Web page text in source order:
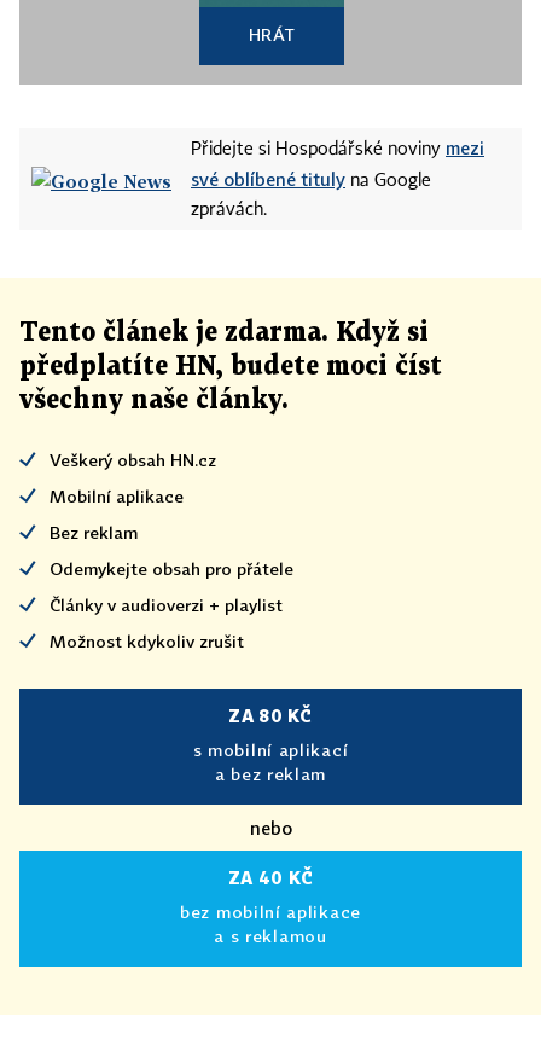
HRÁT
Přidejte si Hospodářské noviny mezi
své oblíbené tituly na Google
zprávách.
Tento článek je zdarma. Když si
předplatíte HN, budete moci číst
všechny naše články.
Veškerý obsah HN.cz
Mobilní aplikace
Bez reklam
Odemykejte obsah pro přátele
Články v audioverzi + playlist
Možnost kdykoliv zrušit
ZA 80 KČ
s mobilní aplikací
a bez reklam
nebo
ZA 40 KČ
bez mobilní aplikace
a s reklamou